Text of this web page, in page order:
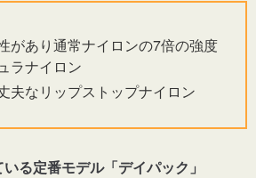
があり通常ナイロンの7倍の強度
ラナイロン
夫なリップストップナイロン
る定番モデル「デイパック」